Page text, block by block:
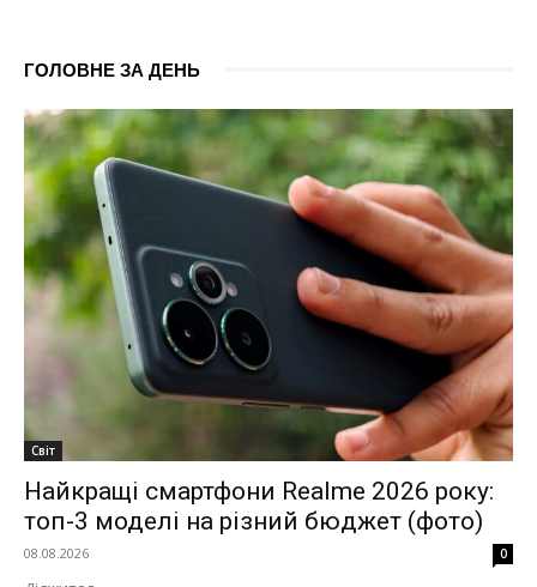
ГОЛОВНЕ ЗА ДЕНЬ
Світ
Найкращі смартфони Realme 2026 року:
топ-3 моделі на різний бюджет (фото)
08.08.2026 0